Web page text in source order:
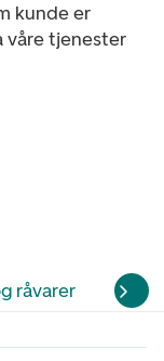
kunde er
våre tjenester
råvarer